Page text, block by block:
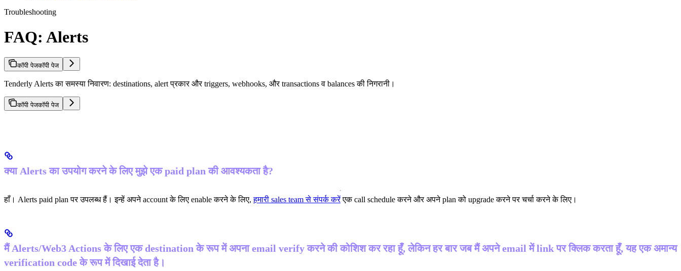
Troubleshooting
FAQ: Alerts
कॉपी पेजकॉपी पेज
Tenderly Alerts का समस्या निवारण: destinations, alert प्रकार और triggers, webhooks, और transactions व balances की निगरानी।
कॉपी पेजकॉपी पेज
क्या Alerts का उपयोग करने के लिए मुझे एक paid plan की आवश्यकता है?
हाँ। Alerts paid plan पर उपलब्ध हैं। इन्हें अपने account के लिए enable करने के लिए,हमारी sales team से संपर्क करेंएक call schedule करने और अपने plan को upgrade करने पर चर्चा करने के लिए।
मैं Alerts/Web3 Actions के लिए एक destination के रूप में अपना email verify करने की कोशिश कर रहा हूँ, लेकिन हर बार जब मैं अपने email में link पर क्लिक करता हूँ, यह एक अमान्य
verification code के रूप में दिखाई देता है।